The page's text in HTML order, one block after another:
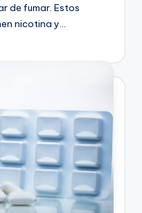
de fumar. Estos
nicotina y…